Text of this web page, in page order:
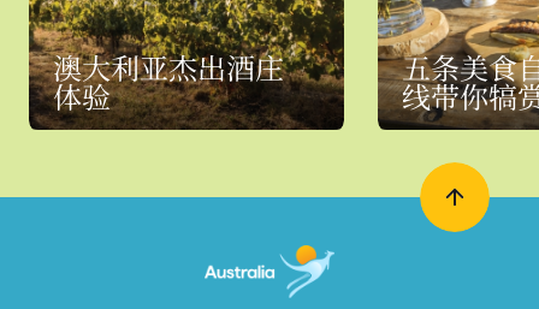
澳大利亚杰出酒庄
体验
五条美食
线带你犒